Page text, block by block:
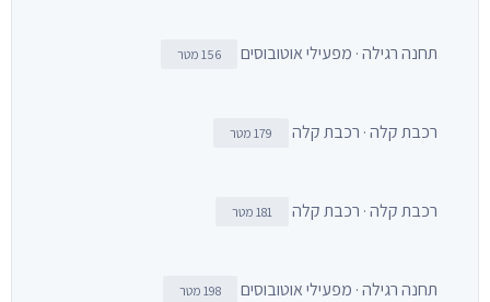
תחנה רגילה · מפעילי אוטובוסים 156 מטר
רכבת קלה · רכבת קלה 179 מטר
רכבת קלה · רכבת קלה 181 מטר
תחנה רגילה · מפעילי אוטובוסים 198 מטר